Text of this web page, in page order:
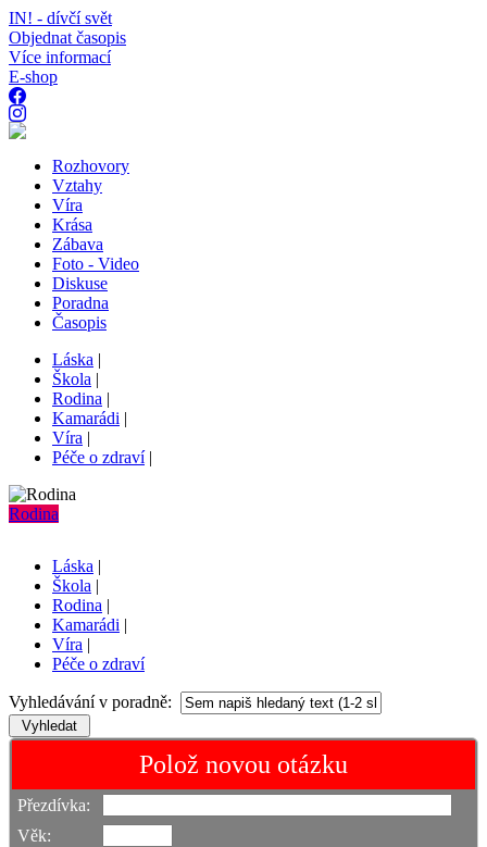
IN! - dívčí svět
Objednat časopis
Více informací
E-shop
Rozhovory
Vztahy
Víra
Krása
Zábava
Foto - Video
Diskuse
Poradna
Časopis
Láska |
Škola |
Rodina |
Kamarádi |
Víra |
Péče o zdraví|
Rodina
Láska |
Škola |
Rodina |
Kamarádi |
Víra |
Péče o zdraví
Vyhledávání v poradně:
Polož novou otázku
Přezdívka:
Věk: